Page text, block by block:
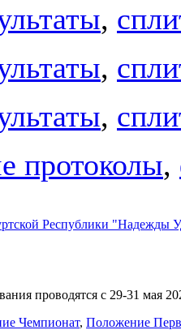
,
,
,
протоколы,
Республики "Надежды
проводятся c 29-31 мая
Чемпионат, Положение